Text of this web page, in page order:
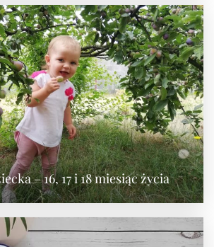
– 16, 17 i 18 miesiąc życia